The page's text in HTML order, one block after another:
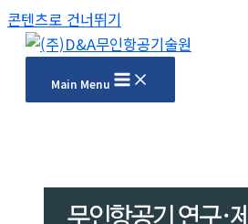
콘텐츠로 건너뛰기
Main Menu